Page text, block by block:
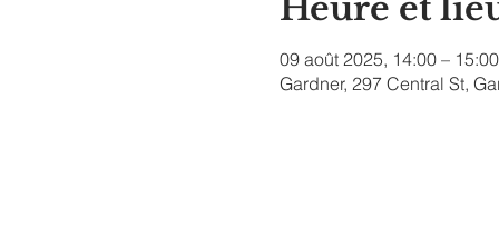
Heure et
09 août 2025, 14:00 – 15:00
Gardner, 297 Central St,